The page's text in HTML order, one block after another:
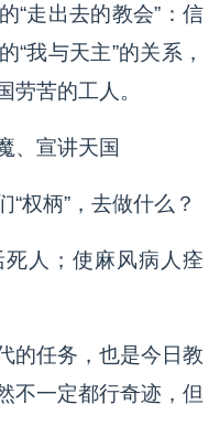
“走出去的教会”：信
“我与天主”的关系，
劳苦的工人。
、宣讲天国
权柄”，去做什么？
人；使麻风病人痊
的任务，也是今日教
不一定都行奇迹，但